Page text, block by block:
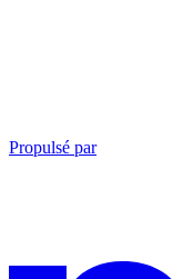
Propulsé par